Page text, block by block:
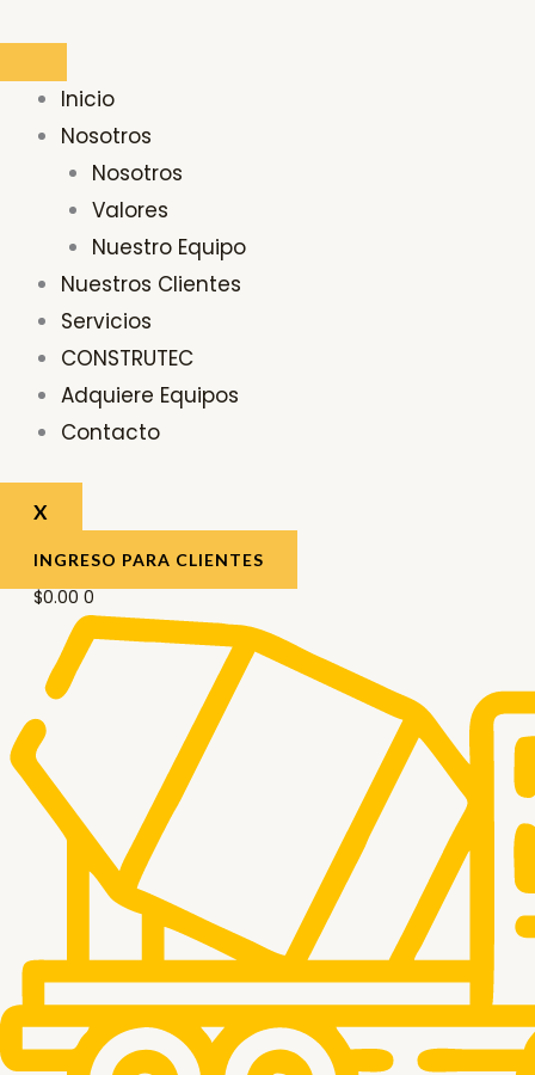
contenido
Inicio
Nosotros
Nosotros
Valores
Nuestro Equipo
Nuestros Clientes
Servicios
CONSTRUTEC
Adquiere Equipos
Contacto
X
INGRESO PARA CLIENTES
$0.00 0